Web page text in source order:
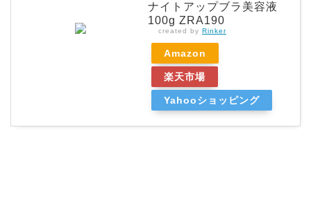
ナイトアップブラ美容液
100g ZRA190
created by Rinker
Amazon
楽天市場
Yahooショッピング